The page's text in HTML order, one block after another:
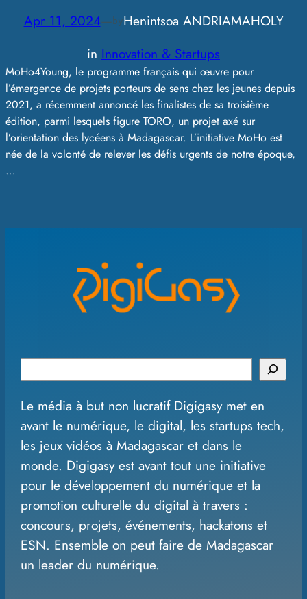
Apr 11, 2024— byHenintsoa ANDRIAMAHOLY
in Innovation & Startups
MoHo4Young, le programme français qui œuvre pour
l’émergence de projets porteurs de sens chez les jeunes depuis
2021, a récemment annoncé les finalistes de sa troisième
édition, parmi lesquels figure TORO, un projet axé sur
l’orientation des lycéens à Madagascar. L’initiative MoHo est
née de la volonté de relever les défis urgents de notre époque,
…
e
a
r
c
h
Le média à but non lucratif Digigasy met en
avant le numérique, le digital, les startups tech,
les jeux vidéos à Madagascar et dans le
monde. Digigasy est avant tout une initiative
pour le développement du numérique et la
promotion culturelle du digital à travers :
concours, projets, événements, hackatons et
ESN. Ensemble on peut faire de Madagascar
un leader du numérique.